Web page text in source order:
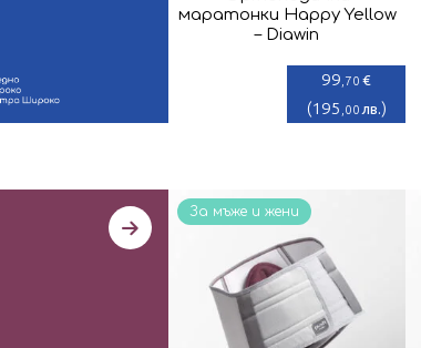
маратонки Happy Yellow
– Diawin
99 ,70 €
(195 ,00лв.)
За мъже и жени